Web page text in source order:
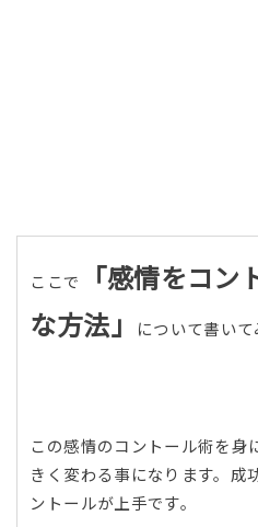
ここで
「感情をコン
な方法」
について書いて
この感情のコントール術を身
きく変わる事になります。成
ントールが上手です。